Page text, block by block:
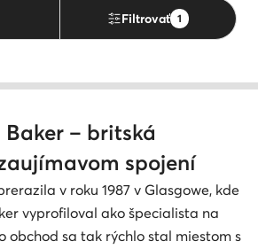
Filtrovať 1
Baker – britská
spojení
v roku 1987 v Glasgowe, kde
vyprofiloval ako špecialista na
obchod sa tak rýchlo stal miestom s